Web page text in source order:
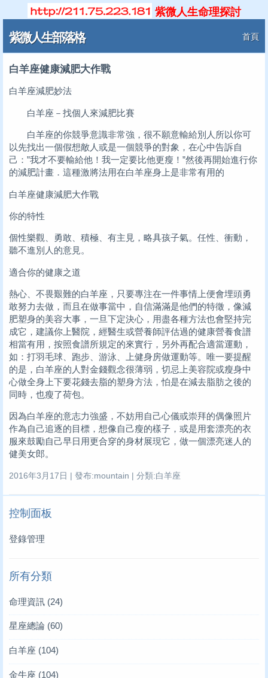
紫微人生命理探討
紫微人生部落格 首頁
白羊座健康減肥大作戰
白羊座減肥妙法
白羊座－找個人來減肥比賽
白羊座的你競爭意識非常強，很不願意輸給別人所以你可
以先找出一個假想敵人或是一個競爭的對象，在心中告訴自
己：”我才不要輸給他！我一定要比他更瘦！”然後再開始進行你
的減肥計畫．這種激將法用在白羊座身上是非常有用的
白羊座健康減肥大作戰
你的特性
個性樂觀、勇敢、積極、有主見，略具孩子氣。任性、衝動，
聽不進別人的意見。
適合你的健康之道
熱心、不畏艱難的白羊座，只要專注在一件事情上便會埋頭勇
敢努力去做，而且在做事當中，自信滿滿是他們的特徵，像減
肥塑身的美容大事，一旦下定決心，用盡各種方法也會堅持完
成它，建議你上醫院，經醫生或營養師評估過的健康營養食譜
相當有用，按照食譜所規定的來實行，另外再配合適當運動，
如：打羽毛球、跑步、游泳、上健身房做運動等。唯一要提醒
的是，白羊座的人對金錢觀念很薄弱，切忌上美容院或瘦身中
心做全身上下要花錢去脂的塑身方法，怕是在減去脂肪之後的
同時，也瘦了荷包。
因為白羊座的意志力強盛，不妨用自己心儀或崇拜的偶像照片
作為自己追逐的目標，想像自己瘦的樣子，或是用套漂亮的衣
服來鼓勵自己早日用更合穿的身材展現它，做一個漂亮迷人的
健美女郎。
2016年3月17日 | 發布:mountain | 分類:白羊座
控制面板
登錄管理
所有分類
命理資訊 (24)
星座總論 (60)
白羊座 (104)
金牛座 (104)